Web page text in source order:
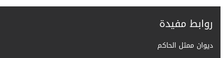
روابط مفيدة
ديوان ممثل الحاكم